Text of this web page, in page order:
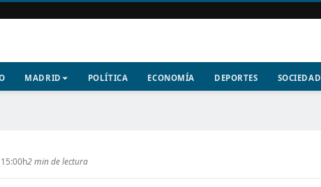
MADRID POLÍTICA ECONOMÍA DEPORTES SOCIEDAD
2 min de lectura